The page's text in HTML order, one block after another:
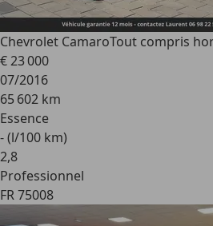
Chevrolet CamaroTout compris
€ 23 000
07/2016
65 602 km
Essence
- (l/100 km)
2,8
Professionnel
FR 75008